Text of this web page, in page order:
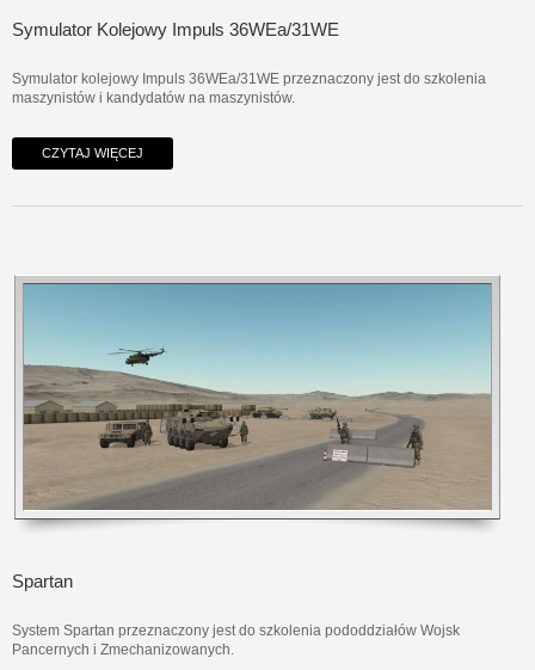
Symulator Kolejowy Impuls 36WEa/31WE
Symulator kolejowy Impuls 36WEa/31WE przeznaczony jest do szkolenia
maszynistów i kandydatów na maszynistów.
CZYTAJ WIĘCEJ
Spartan
System Spartan przeznaczony jest do szkolenia pododdziałów Wojsk
Pancernych i Zmechanizowanych.